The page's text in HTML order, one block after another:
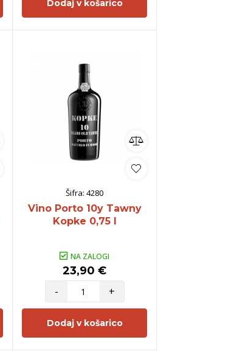
Dodaj v košarico
Šifra:4280
Vino Porto 10y Tawny
Kopke 0,75 l
NA ZALOGI
23,90 €
-
+
Dodaj v košarico